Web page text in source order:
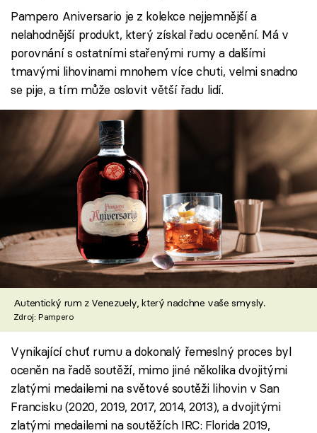
Pampero Aniversario je z kolekce nejjemnější a
nelahodnější produkt, který získal řadu ocenění. Má v
porovnání s ostatními stařenými rumy a dalšími
tmavými lihovinami mnohem více chuti, velmi snadno
se pije, a tím může oslovit větší řadu lidí.
Autentický rum z Venezuely, který nadchne vaše smysly.
Zdroj: Pampero
Vynikající chuť rumu a dokonalý řemeslný proces byl
oceněn na řadě soutěží, mimo jiné několika dvojitými
zlatými medailemi na světové soutěži lihovin v San
Francisku (2020, 2019, 2017, 2014, 2013), a dvojitými
zlatými medailemi na soutěžích IRC: Florida 2019,